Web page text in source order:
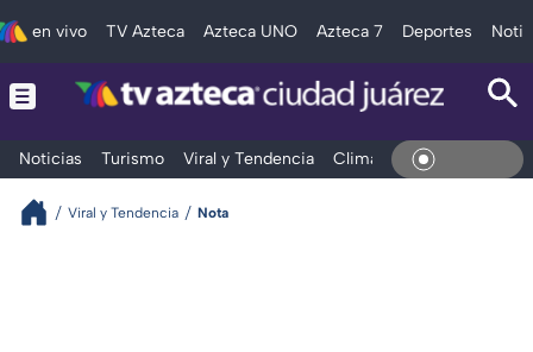
en vivo TV Azteca Azteca UNO Azteca 7 Deportes
Noticias Turismo Viral y Tendencia Clima Deportes En Vivo
Viral y Tendencia Nota